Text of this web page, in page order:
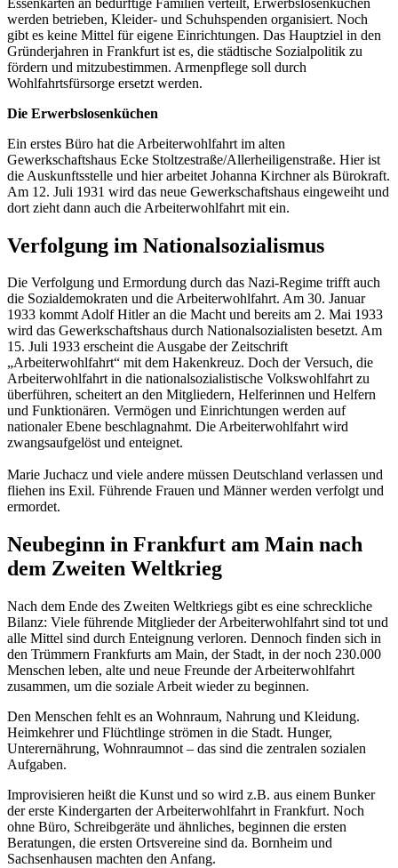
werden betrieben, Kleider- und Schuhspenden organisiert. Noch
gibt es keine Mittel für eigene Einrichtungen. Das Hauptziel in den
Gründerjahren in Frankfurt ist es, die städtische Sozialpolitik zu
fördern und mitzubestimmen. Armenpflege soll durch
Wohlfahrtsfürsorge ersetzt werden.
Die Erwerbslosenküchen
Ein erstes Büro hat die Arbeiterwohlfahrt im alten
Gewerkschaftshaus Ecke Stoltzestraße/Allerheiligenstraße. Hier ist
die Auskunftsstelle und hier arbeitet Johanna Kirchner als Bürokraft.
Am 12. Juli 1931 wird das neue Gewerkschaftshaus eingeweiht und
dort zieht dann auch die Arbeiterwohlfahrt mit ein.
Verfolgung im Nationalsozialismus
Die Verfolgung und Ermordung durch das Nazi-Regime trifft auch
die Sozialdemokraten und die Arbeiterwohlfahrt. Am 30. Januar
1933 kommt Adolf Hitler an die Macht und bereits am 2. Mai 1933
wird das Gewerkschaftshaus durch Nationalsozialisten besetzt. Am
15. Juli 1933 erscheint die Ausgabe der Zeitschrift
„Arbeiterwohlfahrt“ mit dem Hakenkreuz. Doch der Versuch, die
Arbeiterwohlfahrt in die nationalsozialistische Volkswohlfahrt zu
überführen, scheitert an den Mitgliedern, Helferinnen und Helfern
und Funktionären. Vermögen und Einrichtungen werden auf
nationaler Ebene beschlagnahmt. Die Arbeiterwohlfahrt wird
zwangsaufgelöst und enteignet.
Marie Juchacz und viele andere müssen Deutschland verlassen und
fliehen ins Exil. Führende Frauen und Männer werden verfolgt und
ermordet.
Neubeginn in Frankfurt am Main nach
dem Zweiten Weltkrieg
Nach dem Ende des Zweiten Weltkriegs gibt es eine schreckliche
Bilanz: Viele führende Mitglieder der Arbeiterwohlfahrt sind tot und
alle Mittel sind durch Enteignung verloren. Dennoch finden sich in
den Trümmern Frankfurts am Main, der Stadt, in der noch 230.000
Menschen leben, alte und neue Freunde der Arbeiterwohlfahrt
zusammen, um die soziale Arbeit wieder zu beginnen.
Den Menschen fehlt es an Wohnraum, Nahrung und Kleidung.
Heimkehrer und Flüchtlinge strömen in die Stadt. Hunger,
Unterernährung, Wohnraumnot – das sind die zentralen sozialen
Aufgaben.
Improvisieren heißt die Kunst und so wird z.B. aus einem Bunker
der erste Kindergarten der Arbeiterwohlfahrt in Frankfurt. Noch
ohne Büro, Schreibgeräte und ähnliches, beginnen die ersten
Beratungen, die ersten Ortsvereine sind da. Bornheim und
Sachsenhausen machten den Anfang.